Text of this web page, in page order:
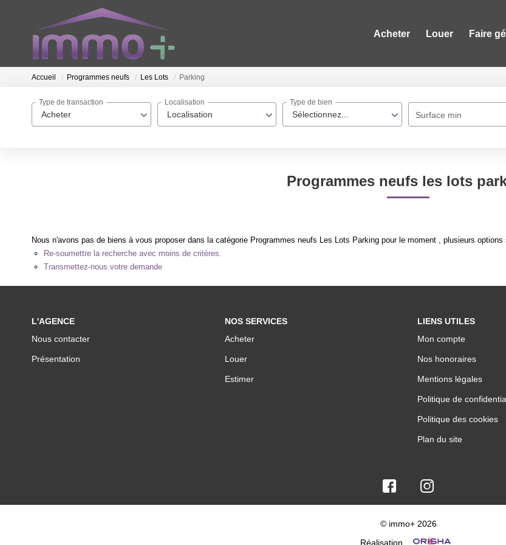
Acheter Louer Faire
Accueil Programmes neufs Les Lots Parking
Acheter
Type de transaction
Localisation
Localisation
Sélectionnez...
Type de bien
Surface min
Programmes neufs les lots
Nous n'avons pas de biens à vous proposer dans la catégorie Programmes neufs Les Lots Parking pour le moment , plusieurs
Re-soumettre la recherche avec moins de critères.
Transmettez-nous votre demande
L'AGENCE
Nous contacter
Présentation
NOS SERVICES
Acheter
Louer
Estimer
LIENS UTILES
Mon compte
Nos honoraires
Mentions légales
Politique de
Politique des cookies
Plan du site
© immo+ 2026
Réalisation